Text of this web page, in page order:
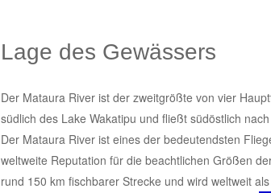
Lage des Gewässers
Der Mataura River ist der zweitgrößte von vier
südlich des Lake Wakatipu und fließt südöstlich
Der Mataura River ist eines der bedeutendsten
weltweite Reputation für die beachtlichen Größen
rund 150 km fischbarer Strecke und wird weltweit als